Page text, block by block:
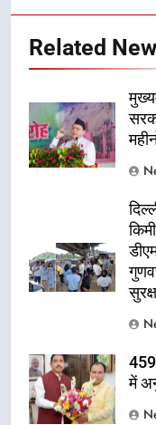
Related
459
में